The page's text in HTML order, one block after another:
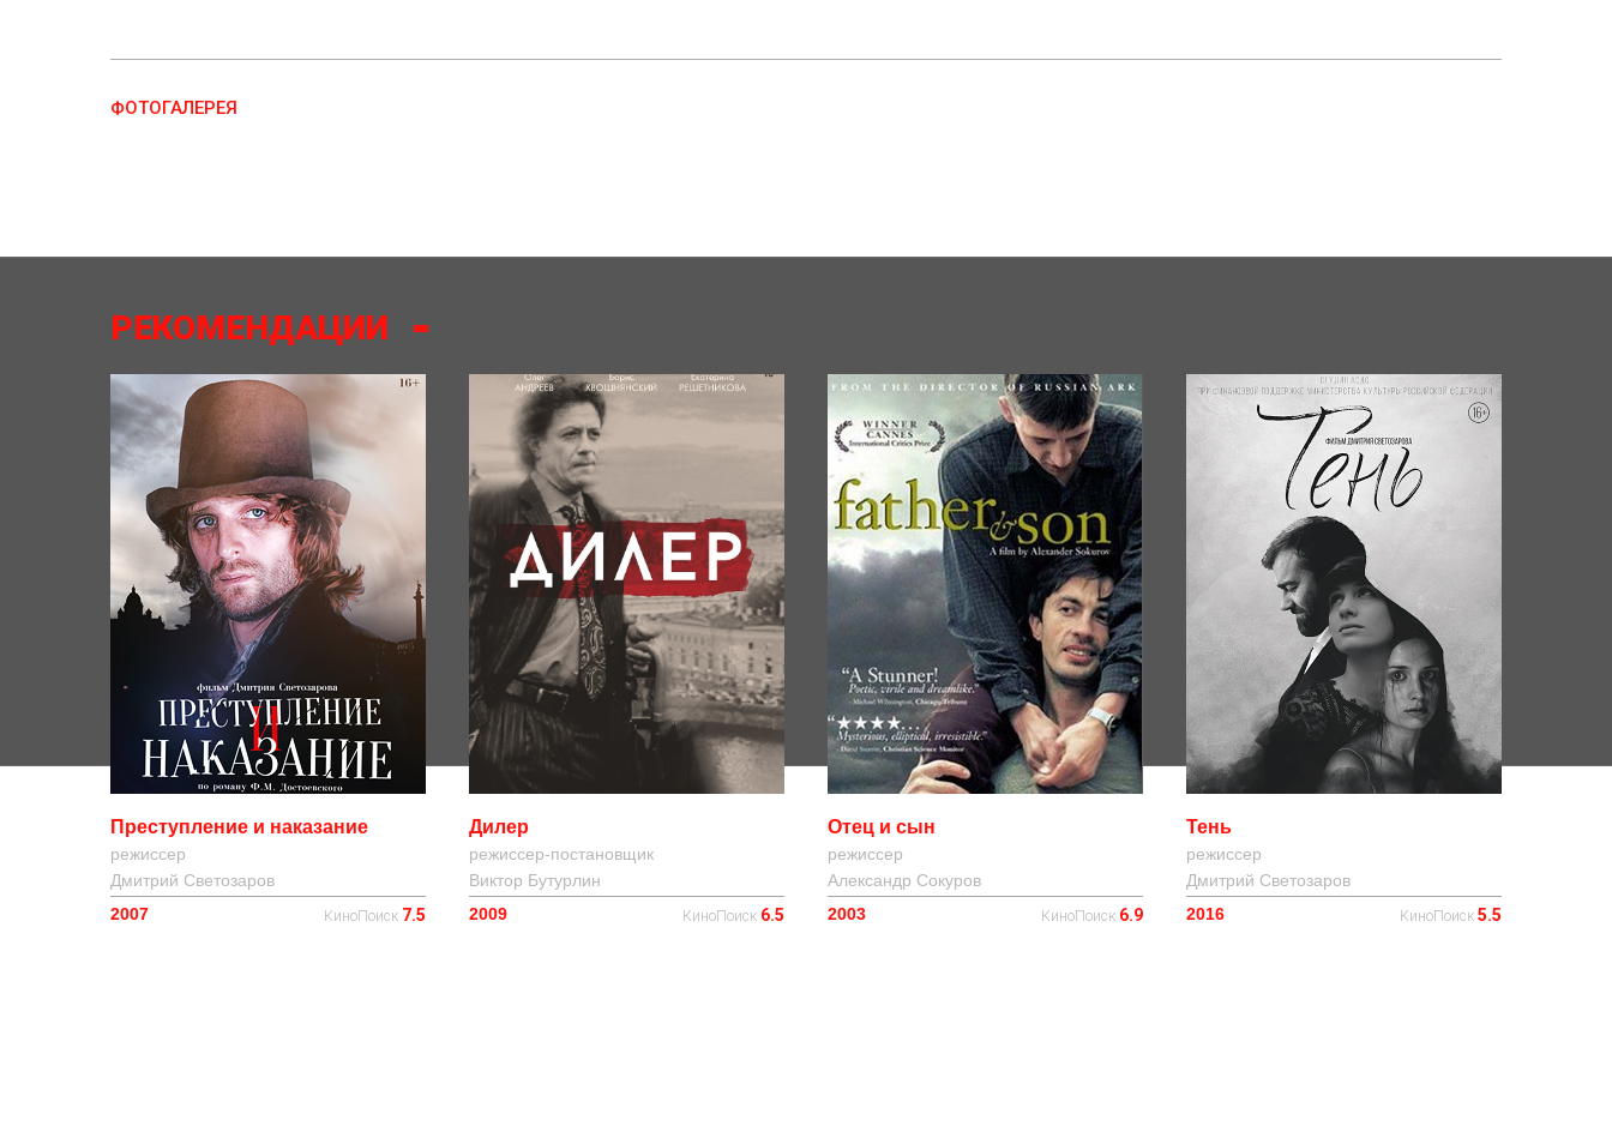
ФОТОГАЛЕРЕЯ
РЕКОМЕНДАЦИИ
Преступление и наказание
режиссер
Дмитрий Светозаров
2007
КиноПоиск 7.5
Дилер
режиссер-постановщик
Виктор Бутурлин
2009
КиноПоиск 6.5
Отец и сын
режиссер
Александр Сокуров
2003
КиноПоиск 6.9
Тень
режиссер
Дмитрий Светозаров
2016
КиноПоиск 5.5